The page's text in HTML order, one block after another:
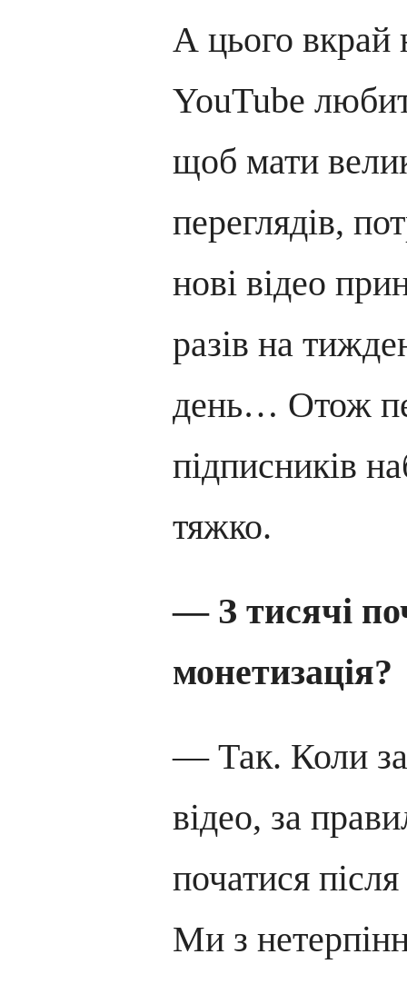
А цього вкрай
YouTube
щоб мати
переглядів,
нові відео
разів на
день… Отож
підписників
тяжко.
— З тисячі
монетизація?
— Так. Коли
відео, за
початися
Ми з